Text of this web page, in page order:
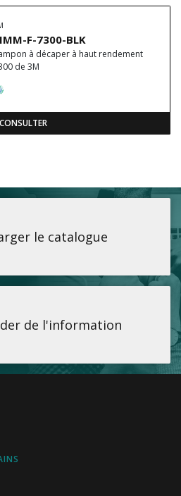
F-7300-BLK
de 3M
CONSULTER
le catalogue
de l'information